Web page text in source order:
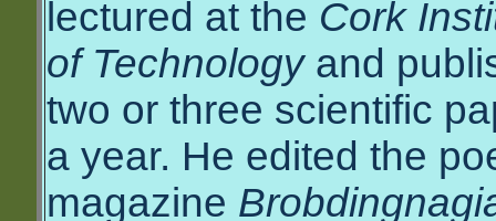
lectured at the Cork
of Technologyand
two or three scientific
a year. He edited the
magazine